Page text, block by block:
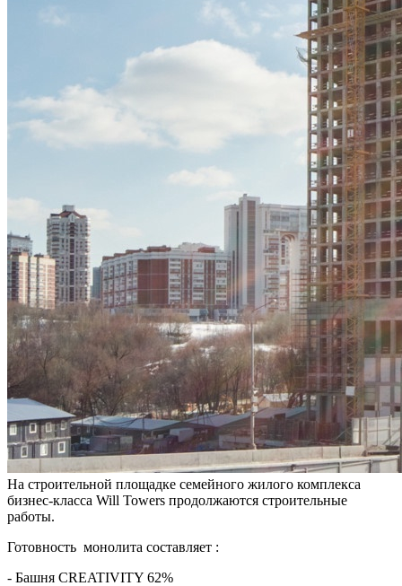
На строительной площадке семейного жилого комплекса
бизнес-класса Will Towers продолжаются строительные
работы.
Готовность монолита составляет :
- Башня CREATIVITY 62%